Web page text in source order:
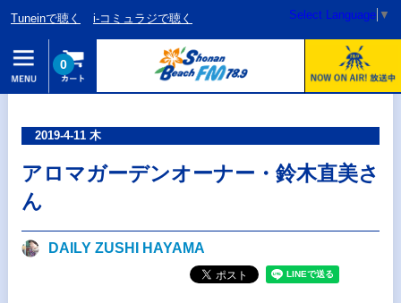
Tuneinで聴く i-コミュラジで聴く Select Language ▼
0
2019-4-11 木
アロマガーデンオーナー・鈴木直美さ
ん
DAILY ZUSHI HAYAMA